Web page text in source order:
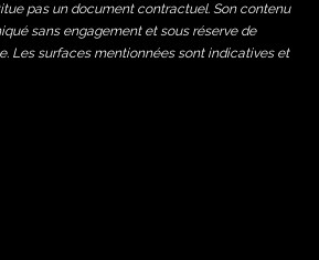
pas un document contractuel. Son contenu
sans engagement et sous réserve de
Les surfaces mentionnées sont indicatives et